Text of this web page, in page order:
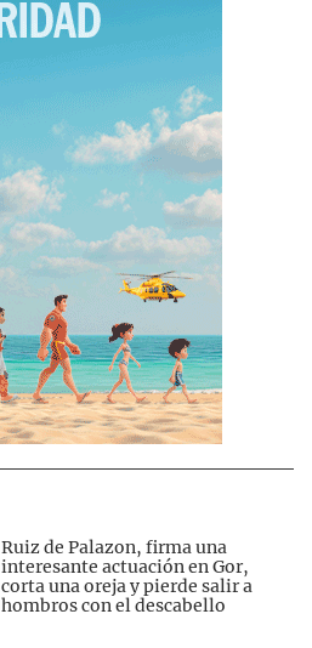
Ruiz de Palazon, firma una
interesante actuación en Gor,
corta una oreja y pierde salir a
hombros con el descabello